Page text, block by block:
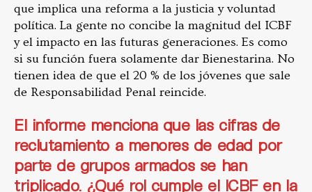
que implica una reforma a la justicia y voluntad
política. La gente no concibe la magnitud del ICBF
y el impacto en las futuras generaciones. Es como
si su función fuera solamente dar Bienestarina. No
tienen idea de que el 20 % de los jóvenes que sale
de Responsabilidad Penal reincide.
El informe menciona que las cifras de
reclutamiento a menores de edad por
parte de grupos armados se han
triplicado. ¿Qué rol cumple el ICBF en la